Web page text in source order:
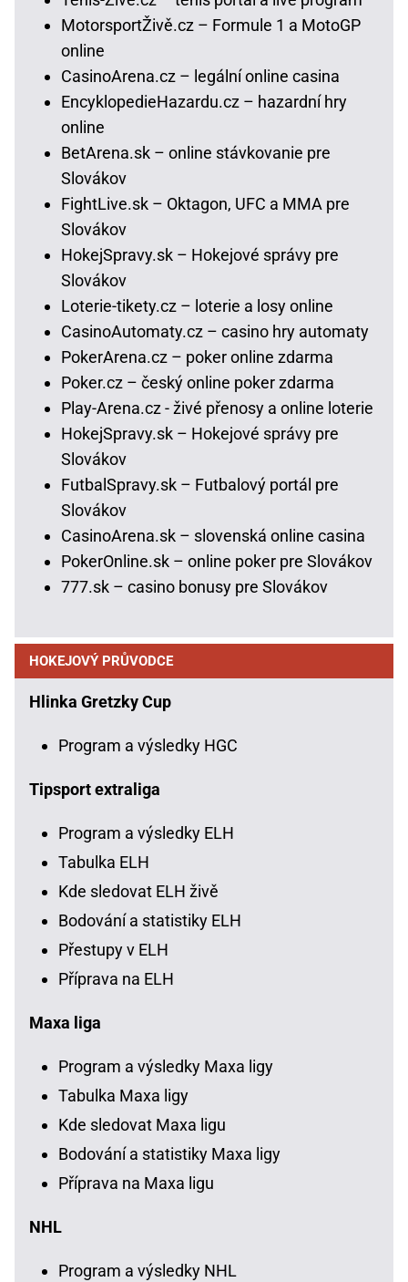
MotorsportŽivě.cz – Formule 1 a MotoGP
online
CasinoArena.cz – legální online casina
EncyklopedieHazardu.cz – hazardní hry
online
BetArena.sk – online stávkovanie pre
Slovákov
FightLive.sk – Oktagon, UFC a MMA pre
Slovákov
HokejSpravy.sk – Hokejové správy pre
Slovákov
Loterie-tikety.cz – loterie a losy online
CasinoAutomaty.cz – casino hry automaty
PokerArena.cz – poker online zdarma
Poker.cz – český online poker zdarma
Play-Arena.cz - živé přenosy a online loterie
HokejSpravy.sk – Hokejové správy pre
Slovákov
FutbalSpravy.sk – Futbalový portál pre
Slovákov
CasinoArena.sk – slovenská online casina
PokerOnline.sk – online poker pre Slovákov
777.sk – casino bonusy pre Slovákov
HOKEJOVÝ PRŮVODCE
Hlinka Gretzky Cup
Program a výsledky HGC
Tipsport extraliga
Program a výsledky ELH
Tabulka ELH
Kde sledovat ELH živě
Bodování a statistiky ELH
Přestupy v ELH
Příprava na ELH
Maxa liga
Program a výsledky Maxa ligy
Tabulka Maxa ligy
Kde sledovat Maxa ligu
Bodování a statistiky Maxa ligy
Příprava na Maxa ligu
NHL
Program a výsledky NHL